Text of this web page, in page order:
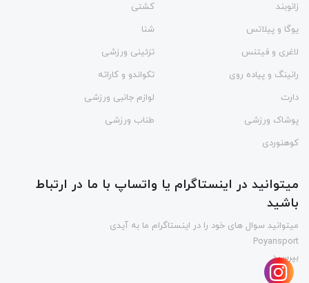
زانوبند
کشتی
یوگا و پیلاتس
شنا
لاغری و فیتنس
تزئینی ورزشی
رانینگ و پیاده روی
تکواندو و کاراته
دارت
لوازم جانبی ورزشی
پوشاک ورزشی
طناب ورزشی
کوهنوردی
میتوانید در اینستاگرام یا واتساپ با ما در ارتباط
باشید
میتوانید سوال های خود را در اینستاگرام ما به آیدی
Poyansport
بپرسید